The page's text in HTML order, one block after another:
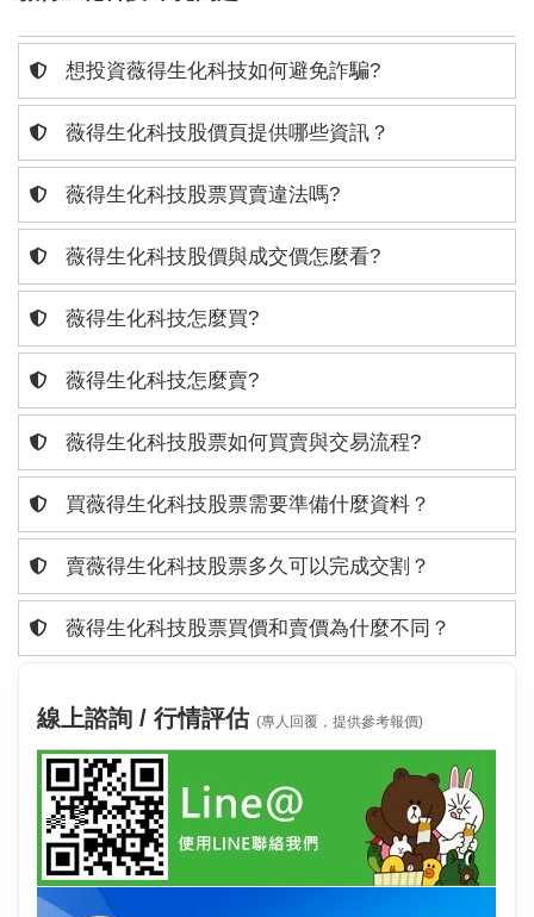
想投資薇得生化科技如何避免詐騙?
薇得生化科技股價頁提供哪些資訊？
薇得生化科技股票買賣違法嗎?
薇得生化科技股價與成交價怎麼看?
薇得生化科技怎麼買?
薇得生化科技怎麼賣?
薇得生化科技股票如何買賣與交易流程?
買薇得生化科技股票需要準備什麼資料？
賣薇得生化科技股票多久可以完成交割？
薇得生化科技股票買價和賣價為什麼不同？
線上諮詢 / 行情評估 (專人回覆，提供參考報價)